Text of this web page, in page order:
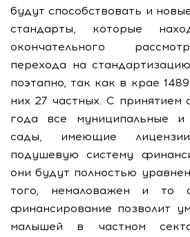
будут способствовать и
стандарты, которые
окончательного
перехода на
поэтапно, так как в крае
них 27 частных. С принятием
года все муниципальные и
сады, имеющие
подушевую систему
они будут полностью
того, немаловажен и то
финансирование позволит
малышей в частном